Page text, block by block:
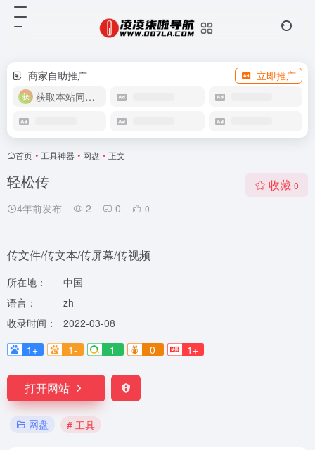
商家自助推广
立即推广
获取本站同款主题
首页 • 工具神器 • 网盘 • 正文
轻松传
4年前发布 2 0 0
收藏 0
传文件/传文本/传屏幕/传视频
所在地：
中国
语言：
zh
收录时间：
2022-03-08
1+
1- 1 0 1+
打开网站
网盘 # 工具